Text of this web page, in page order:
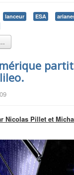
lanceur ESA
Nicolas Pillet et